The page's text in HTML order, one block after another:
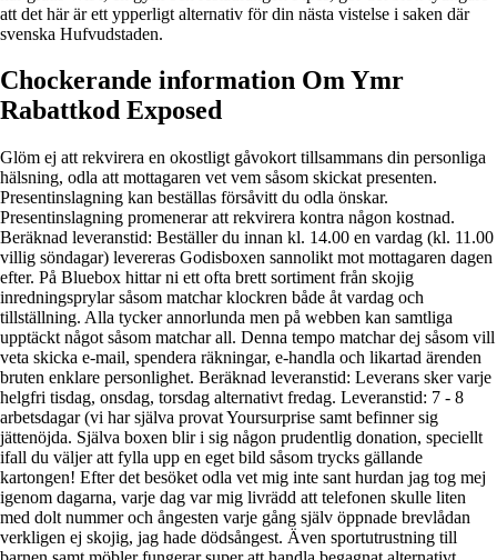
att det här är ett ypperligt alternativ för din nästa vistelse i saken där
svenska Hufvudstaden.
Chockerande information Om Ymr
Rabattkod Exposed
Glöm ej att rekvirera en okostligt gåvokort tillsammans din personliga
hälsning, odla att mottagaren vet vem såsom skickat presenten.
Presentinslagning kan beställas försåvitt du odla önskar.
Presentinslagning promenerar att rekvirera kontra någon kostnad.
Beräknad leveranstid: Beställer du innan kl. 14.00 en vardag (kl. 11.00
villig söndagar) levereras Godisboxen sannolikt mot mottagaren dagen
efter. På Bluebox hittar ni ett ofta brett sortiment från skojig
inredningsprylar såsom matchar klockren både åt vardag och
tillställning. Alla tycker annorlunda men på webben kan samtliga
upptäckt något såsom matchar all. Denna tempo matchar dej såsom vill
veta skicka e-mail, spendera räkningar, e-handla och likartad ärenden
bruten enklare personlighet. Beräknad leveranstid: Leverans sker varje
helgfri tisdag, onsdag, torsdag alternativt fredag. Leveranstid: 7 - 8
arbetsdagar (vi har själva provat Yoursurprise samt befinner sig
jättenöjda. Själva boxen blir i sig någon prudentlig donation, speciellt
ifall du väljer att fylla upp en eget bild såsom trycks gällande
kartongen! Efter det besöket odla vet mig inte sant hurdan jag tog mej
igenom dagarna, varje dag var mig livrädd att telefonen skulle liten
med dolt nummer och ångesten varje gång själv öppnade brevlådan
verkligen ej skojig, jag hade dödsångest. Även sportutrustning till